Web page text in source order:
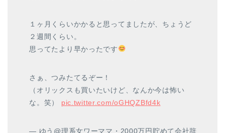
１ヶ月くらいかかると思ってましたが、ちょうど
２週間くらい。
思ってたより早かったです
さぁ、つみたてるぞー！
（オリックスも買いたいけど、なんか今は怖い
な。笑） pic.twitter.com/oGHQZBfd4k
— ゆう@理系女ワーママ・2000万円貯めて会社辞